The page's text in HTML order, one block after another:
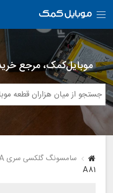
موبایل‌کمک، مرجع
سامسونگ گلکسی سری A
A81